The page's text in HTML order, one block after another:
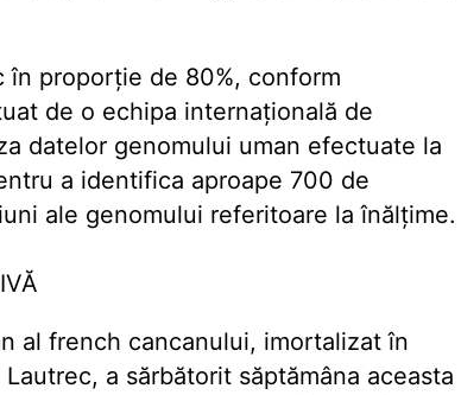
în proporție de 80%, conform
de o echipa internațională de
datelor genomului uman efectuate la
a identifica aproape 700 de
ale genomului referitoare la înălțime.
al french cancanului, imortalizat în
a sărbătorit săptămâna aceasta